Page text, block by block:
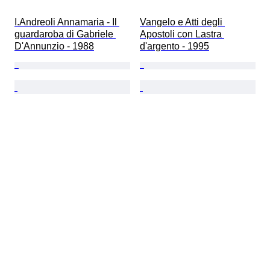
I.Andreoli Annamaria - Il
guardaroba di Gabriele
D'Annunzio - 1988
Vangelo e Atti degli
Apostoli con Lastra
d'argento - 1995